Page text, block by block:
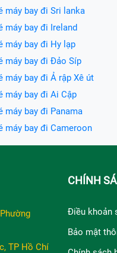
máy bay đi Sri lanka
máy bay đi Ireland
máy bay đi Hy lạp
máy bay đi Đảo Síp
máy bay đi Ả rập Xê út
máy bay đi Ai Cập
máy bay đi Panama
máy bay đi Cameroon
TP Hồ Chí
CHÍNH
Điều khoản
Bảo mật